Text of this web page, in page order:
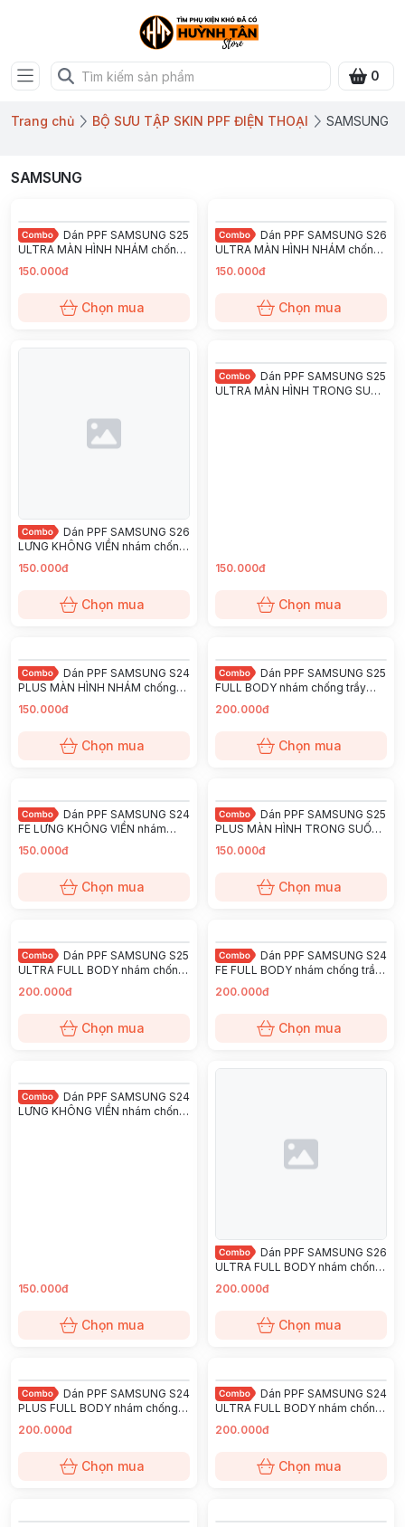
0
Trang chủ BỘ SƯU TẬP SKIN PPF ĐIỆN THOẠI SAMSUNG
SAMSUNG
Dán PPF SAMSUNG S25
ULTRA MÀN HÌNH NHÁM chống
trầy xướt ít bám vân tay
KINGSHIELD
150.000đ
Chọn mua
Dán PPF SAMSUNG S26
ULTRA MÀN HÌNH NHÁM chống
trầy xướt ít bám vân tay
KINGSHIELD
150.000đ
Chọn mua
Dán PPF SAMSUNG S26
LƯNG KHÔNG VIỀN nhám chống
trầy xướt ít bám vân tay
KINGSHIELD
150.000đ
Chọn mua
Dán PPF SAMSUNG S25
ULTRA MÀN HÌNH TRONG SUỐT
150.000đ
Chọn mua
Dán PPF SAMSUNG S24
PLUS MÀN HÌNH NHÁM chống
trầy xướt ít bám vân tay
KINGSHIELD
150.000đ
Chọn mua
Dán PPF SAMSUNG S25
FULL BODY nhám chống trầy
xướt ít bám vân tay KINGSHIELD
200.000đ
Chọn mua
Dán PPF SAMSUNG S24
FE LƯNG KHÔNG VIỀN nhám
chống trầy xướt ít bám vân tay
KINGSHIELD
150.000đ
Chọn mua
Dán PPF SAMSUNG S25
PLUS MÀN HÌNH TRONG SUỐT
chống trầy xướt ít bám vân tay
KINGSHIELD
150.000đ
Chọn mua
Dán PPF SAMSUNG S25
ULTRA FULL BODY nhám chống
trầy xướt ít bám vân tay
KINGSHIELD
200.000đ
Chọn mua
Dán PPF SAMSUNG S24
FE FULL BODY nhám chống trầy
xướt ít bám vân tay KINGSHIELD
200.000đ
Chọn mua
Dán PPF SAMSUNG S24
LƯNG KHÔNG VIỀN nhám chống
150.000đ
Chọn mua
Dán PPF SAMSUNG S26
ULTRA FULL BODY nhám chống
trầy xướt ít bám vân tay
KINGSHIELD
200.000đ
Chọn mua
Dán PPF SAMSUNG S24
PLUS FULL BODY nhám chống
trầy xướt ít bám vân tay
KINGSHIELD
200.000đ
Chọn mua
Dán PPF SAMSUNG S24
ULTRA FULL BODY nhám chống
trầy xướt ít bám vân tay
KINGSHIELD
200.000đ
Chọn mua